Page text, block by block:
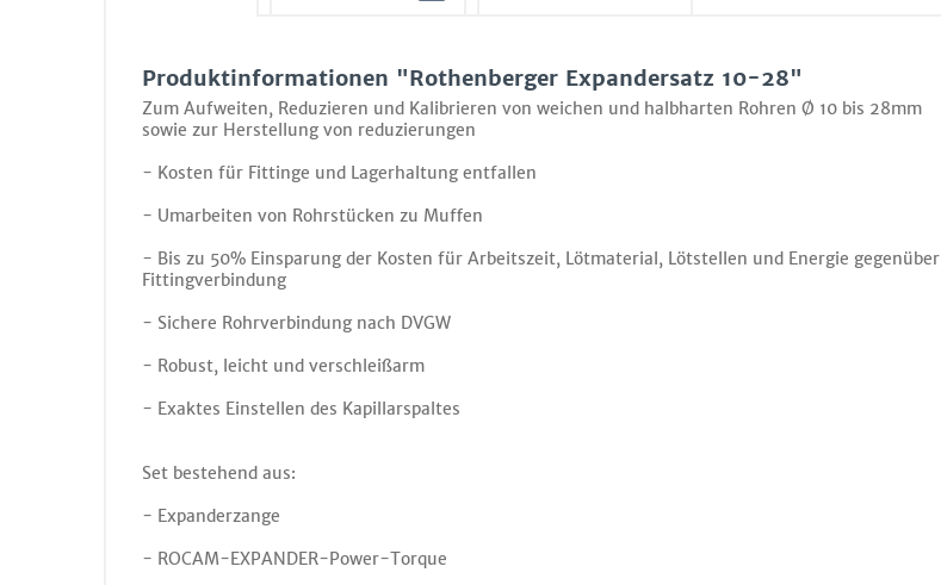
Produktinformationen "Rothenberger Expandersatz 10-28"
Zum Aufweiten, Reduzieren und Kalibrieren von weichen und halbharten Rohren Ø 10 bis 28mm
sowie zur Herstellung von reduzierungen
- Kosten für Fittinge und Lagerhaltung entfallen
- Umarbeiten von Rohrstücken zu Muffen
- Bis zu 50% Einsparung der Kosten für Arbeitszeit, Lötmaterial, Lötstellen und Energie gegenüber
Fittingverbindung
- Sichere Rohrverbindung nach DVGW
- Robust, leicht und verschleißarm
- Exaktes Einstellen des Kapillarspaltes
Set bestehend aus:
- Expanderzange
- ROCAM-EXPANDER-Power-Torque